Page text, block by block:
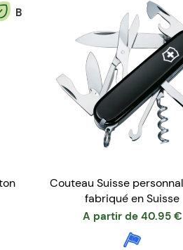
B
Couteau Suisse
fabriqué en Suisse
A partir de 40.95 €